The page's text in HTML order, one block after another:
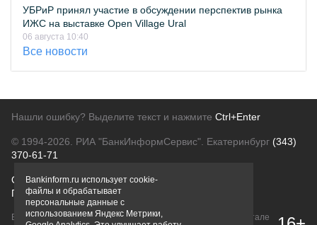
УБРиР принял участие в обсуждении перспектив рынка
ИЖС на выставке Open Village Ural
06 августа 10:40
Все новости
Нашли ошибку? Выделите текст и нажмите Ctrl+Enter
© 1994-2026. РИА "БанкИнформСервис". Екатеринбург (343)
370-61-71
О проектеПолитика конфиденциальности
Правовая информацияДля рекламодателей
Вся информация о продуктах банков, размещенная на портале
Bankinform.ru использует cookie-
файлы и обрабатывает
персональные данные с
использованием Яндекс Метрики,